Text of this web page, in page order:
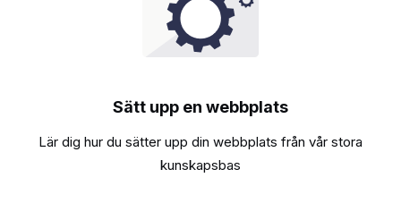
Sätt upp en webbplats
Lär dig hur du sätter upp din webbplats från vår stora
kunskapsbas